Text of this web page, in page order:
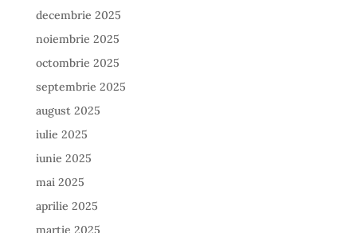
decembrie 2025
noiembrie 2025
octombrie 2025
septembrie 2025
august 2025
iulie 2025
iunie 2025
mai 2025
aprilie 2025
martie 2025